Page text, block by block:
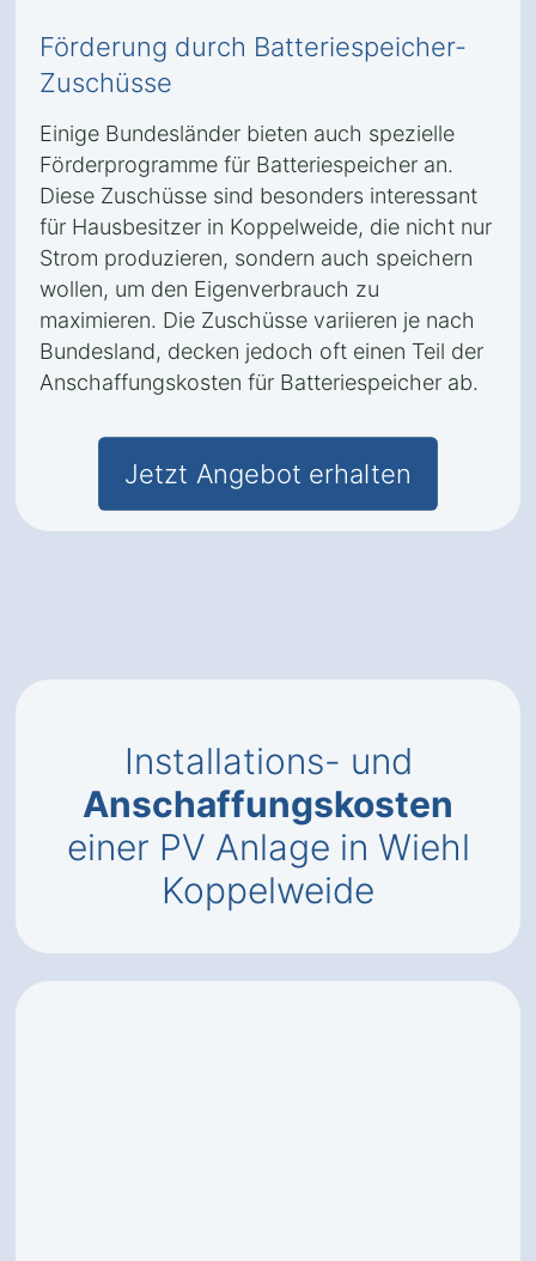
Förderung durch Batteriespeicher-
Zuschüsse
Einige Bundesländer bieten auch spezielle
Förderprogramme für Batteriespeicher an.
Diese Zuschüsse sind besonders interessant
für Hausbesitzer in Koppelweide, die nicht nur
Strom produzieren, sondern auch speichern
wollen, um den Eigenverbrauch zu
maximieren. Die Zuschüsse variieren je nach
Bundesland, decken jedoch oft einen Teil der
Anschaffungskosten für Batteriespeicher ab.
Jetzt Angebot erhalten
Installations- und
Anschaffungskosten
einer PV Anlage in Wiehl
Koppelweide